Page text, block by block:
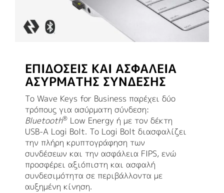
ΕΠΙΔΌΣΕΙΣ ΚΑΙ ΑΣΦΆΛΕΙΑ
ΑΣΎΡΜΑΤΗΣ ΣΎΝΔΕΣΗΣ
Το Wave Keys for Business παρέχει δύο
τρόπους για ασύρματη σύνδεση:
Bluetooth® Low Energy ή με τον δέκτη
USB-A Logi Bolt. Το Logi Bolt διασφαλίζει
την πλήρη κρυπτογράφηση των
συνδέσεων και την ασφάλεια FIPS, ενώ
προσφέρει αξιόπιστη και ασφαλή
συνδεσιμότητα σε περιβάλλοντα με
αυξημένη κίνηση.